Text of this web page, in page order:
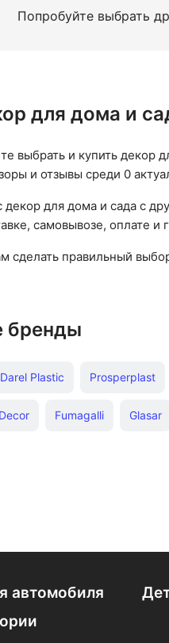
Попробуйте выбрать
для дома и
выбрать и купить декор
и отзывы среди 0
декор для дома и сада с
самовывозе, оплате и
сделать правильный
бренды
Darel Plastic Prosperplast
Fumagalli Glasar
автомобиля